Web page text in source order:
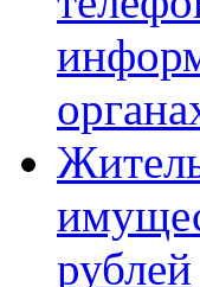
рублей